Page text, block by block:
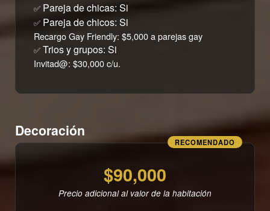
✅ Pareja de chicas: Si
✅ Pareja de chicos: Si
Recargo Gay Friendly: $5,000 a parejas gay
✅ Trios y grupos: Si
Invitad@: $30,000 c/u.
Decoración
RECOMENDADO
$90,000
Precio adicional al valor de la habitación